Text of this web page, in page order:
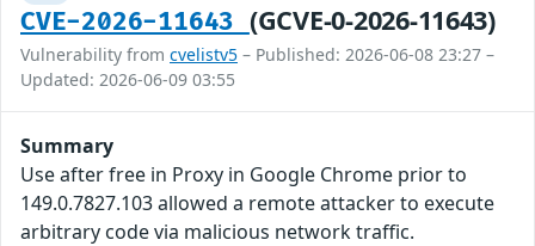
CVE-2026-11643 (GCVE-0-2026-11643)
Vulnerability from cvelistv5 – Published: 2026-06-08 23:27 –
Updated: 2026-06-09 03:55
Summary
Use after free in Proxy in Google Chrome prior to
149.0.7827.103 allowed a remote attacker to execute
arbitrary code via malicious network traffic.